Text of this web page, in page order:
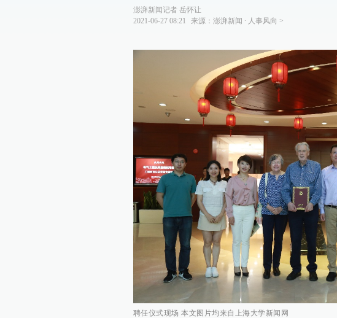
澎湃新闻记者 岳怀让
2021-06-27 08:21
来源： 澎湃新闻 ∙ 人事风向 >
聘任仪式现场 本文图片均来自上海大学新闻网